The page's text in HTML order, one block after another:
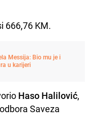
666,76 KM.
Messija: Bio mu je i
u karijeri
Haso Halilović,
Saveza